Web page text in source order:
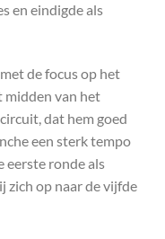
en eindigde als
de focus op het
midden van het
dat hem goed
een sterk tempo
eerste ronde als
zich op naar de vijfde